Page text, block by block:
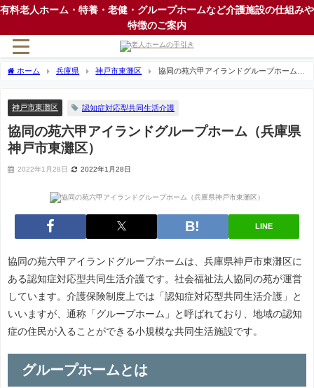
有料老人ホーム・特養・老健・グループホームなど介護施設の仕組みや
特徴のご案内
ホーム 兵庫県 神戸市東灘区
協同の苑六甲アイランドグループホーム
神戸市東灘区 認知症対応型共同生活介護
協同の苑六甲アイランドグループホーム（兵庫県
神戸市東灘区）
2022年1月28日 2022年1月28日
LINE
協同の苑六甲アイランドグループホームは、兵庫県神戸市東灘区に
ある認知症対応型共同生活介護です。社会福祉法人協同の苑が運営
しています。介護保険制度上では「認知症対応型共同生活介護」と
いいますが、通称「グループホーム」と呼ばれており、地域の認知
症の住民が入ることができる小規模な共同生活施設です。
グループホームとは